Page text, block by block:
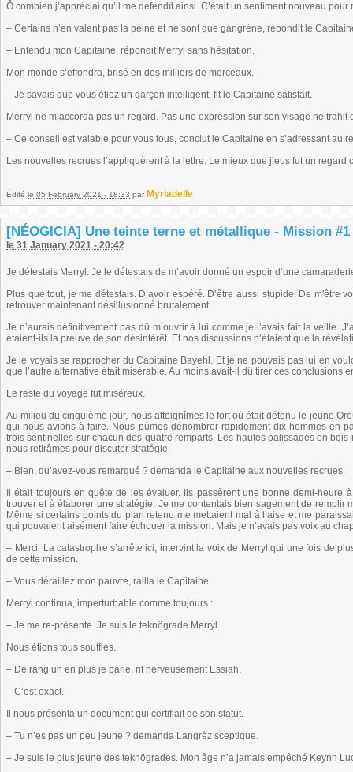
Ô combien j’appréciai qu’il me défendît ainsi. C’était un sentiment nouveau pour
– Certains n’en valent pas la peine et ne sont que gangrène, répondit le
– Entendu mon Capitaine, répondit Merryl sans hésitation.
Mon monde s’effondra, brisé en des milliers de morceaux.
– Je savais que vous étiez un garçon intelligent, fit le Capitaine satisfait.
Merryl ne m’accorda pas un regard. Pas une expression sur son visage ne trahit
– Ce conseil est valable pour vous tous, conclut le Capitaine en s’adressant au
Les nouvelles recrues l’appliquèrent à la lettre. Le mieux que j’eus fut un regard
Édité le 05 February 2021 - 18:33 par Myriadelle
[NÉOGICIA] Une teinte terne et métallique - Mission
le 31 January 2021 - 20:42
Je détestais Merryl. Je le détestais de m’avoir donné un espoir d’une
Plus que tout, je me détestais. D’avoir espéré. D’être aussi stupide. De m'être
retrouver maintenant désillusionné brutalement.
Je n’aurais définitivement pas dû m’ouvrir à lui comme je l’avais fait la veille.
étaient-ils la preuve de son désintérêt. Et nos discussions n’étaient que la
Je le voyais se rapprocher du Capitaine Bayehl. Et je ne pouvais pas lui en
que l’autre alternative était misérable. Au moins avait-il dû tirer ces conclusions
Le reste du voyage fut miséreux.
Au milieu du cinquième jour, nous atteignîmes le fort où était détenu le jeune
qui nous avions à faire. Nous pûmes dénombrer rapidement dix hommes en
trois sentinelles sur chacun des quatre remparts. Les hautes palissades en
nous retirâmes pour discuter stratégie.
– Bien, qu’avez-vous remarqué ? demanda le Capitaine aux nouvelles recrues.
Il était toujours en quête de les évaluer. Ils passèrent une bonne demi-
trouver et à élaborer une stratégie. Je me contentais bien sagement de remplir
Même si certains points du plan retenu me mettaient mal à l’aise et me
qui pouvaient aisément faire échouer la mission. Mais je n’avais pas voix au
– Merci. La catastrophe s’arrête ici, intervint la voix de Merryl qui une fois de
de cette mission.
– Vous déraillez mon pauvre, railla le Capitaine.
Merryl continua, imperturbable comme toujours :
– Je me re-présente. Je suis le teknögrade Merryl.
Nous étions tous soufflés.
– De rang un en plus je parie, rit nerveusement Essiah.
– C’est exact.
Il nous présenta un document qui certifiait de son statut.
– Tu n’es pas un peu jeune ? demanda Langrèz sceptique.
– Je suis le plus jeune des teknögrades. Mon âge n’a jamais empêché Keynn